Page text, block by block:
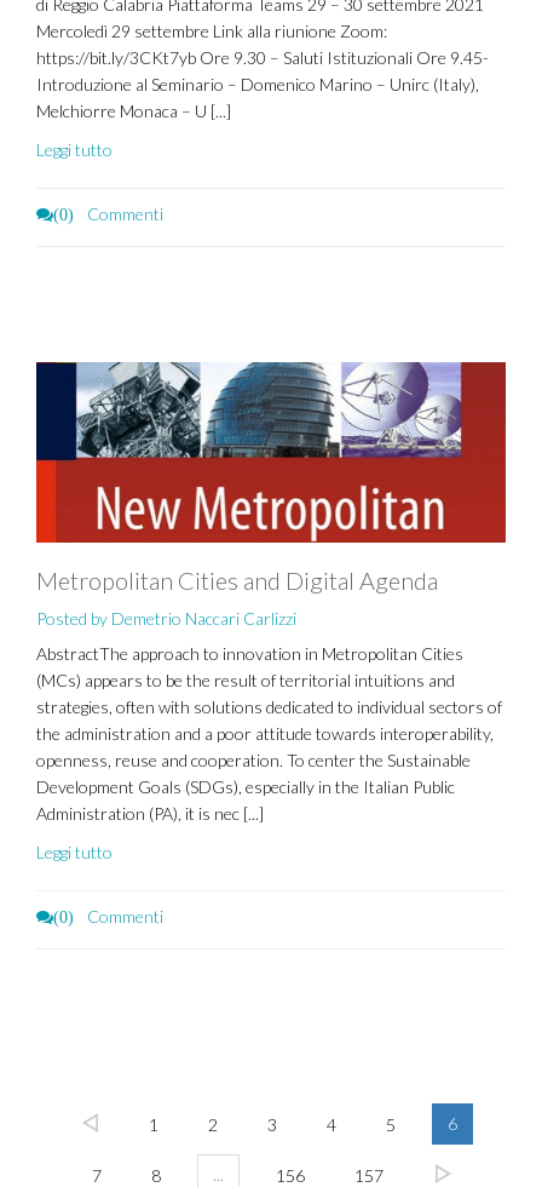
di Reggio Calabria Piattaforma Teams 29 – 30 settembre 2021
Mercoledì 29 settembre Link alla riunione Zoom:
https://bit.ly/3CKt7yb Ore 9.30 – Saluti Istituzionali Ore 9.45-
Introduzione al Seminario – Domenico Marino – Unirc (Italy),
Melchiorre Monaca – U [...]
Leggi tutto
(0) Commenti
Metropolitan Cities and Digital Agenda
Posted by Demetrio Naccari Carlizzi
AbstractThe approach to innovation in Metropolitan Cities
(MCs) appears to be the result of territorial intuitions and
strategies, often with solutions dedicated to individual sectors of
the administration and a poor attitude towards interoperability,
openness, reuse and cooperation. To center the Sustainable
Development Goals (SDGs), especially in the Italian Public
Administration (PA), it is nec [...]
Leggi tutto
(0) Commenti
1 2 3 4 5 6
7 8 ... 156 157